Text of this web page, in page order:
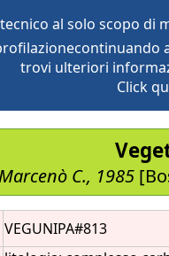
al solo scopo di
trovi ulteriori
Click
vegetation global db
C., 1985
VEGUNIPA#813